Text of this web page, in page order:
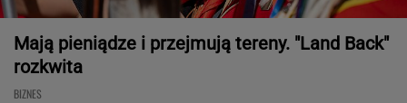
Mają pieniądze i przejmują tereny. "Land Back"
rozkwita
BIZNES